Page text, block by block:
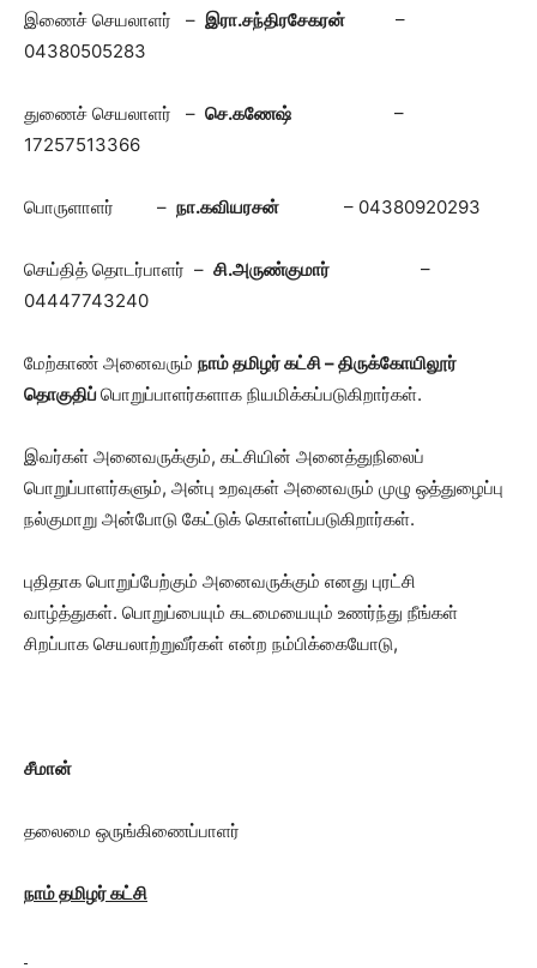
இணைச் செயலாளர் – இரா.சந்திரசேகரன்
–
04380505283
துணைச் செயலாளர் – செ.கணேஷ்
–
17257513366
பொருளாளர் – நா.கவியரசன் – 04380920293
செய்தித் தொடர்பாளர் – சி.அருண்குமார் –
04447743240
மேற்காண் அனைவரும் நாம் தமிழர் கட்சி – திருக்கோயிலூர்
தொகுதிப் பொறுப்பாளர்களாக நியமிக்கப்படுகிறார்கள்.
இவர்கள் அனைவருக்கும், கட்சியின் அனைத்துநிலைப்
பொறுப்பாளர்களும், அன்பு உறவுகள் அனைவரும் முழு ஒத்துழைப்பு
நல்குமாறு அன்போடு கேட்டுக் கொள்ளப்படுகிறார்கள்.
புதிதாக பொறுப்பேற்கும் அனைவருக்கும் எனது புரட்சி
வாழ்த்துகள். பொறுப்பையும் கடமையையும் உணர்ந்து நீங்கள்
சிறப்பாக செயலாற்றுவீர்கள் என்ற நம்பிக்கையோடு,
சீமான்
தலைமை ஒருங்கிணைப்பாளர்
நாம் தமிழர் கட்சி